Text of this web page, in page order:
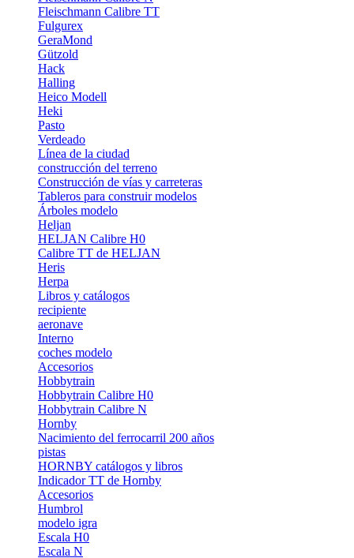
Fleischmann Calibre TT
Fulgurex
GeraMond
Gützold
Hack
Halling
Heico Modell
Heki
Pasto
Verdeado
Línea de la ciudad
construcción del terreno
Construcción de vías y carreteras
Tableros para construir modelos
Árboles modelo
Heljan
HELJAN Calibre H0
Calibre TT de HELJAN
Heris
Herpa
Libros y catálogos
recipiente
aeronave
Interno
coches modelo
Accesorios
Hobbytrain
Hobbytrain Calibre H0
Hobbytrain Calibre N
Hornby
Nacimiento del ferrocarril 200 años
pistas
HORNBY catálogos y libros
Indicador TT de Hornby
Accesorios
Humbrol
modelo igra
Escala H0
Escala N